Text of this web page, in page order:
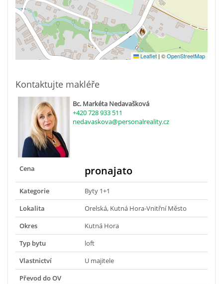
Leaflet | ©OpenStreetMap
Kontaktujte makléře
Bc. Markéta Nedavašková
+420 728 933 511
nedavaskova@personalreality.cz
Cena pronajato
Kategorie
Byty 1+1
Lokalita
Orelská, Kutná Hora-Vnitřní Město
Okres
Kutná Hora
Typ bytu
loft
Vlastnictví
U majitele
Převod do OV